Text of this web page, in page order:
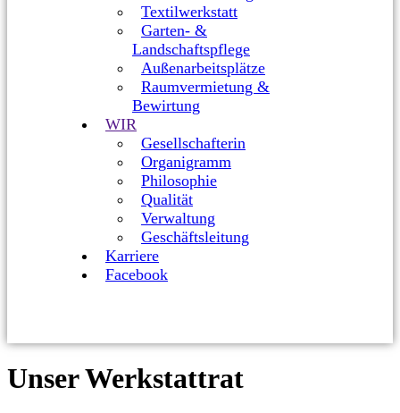
Textilwerkstatt
Garten- &
Landschaftspflege
Außenarbeitsplätze
Raumvermietung &
Bewirtung
WIR
Gesellschafterin
Organigramm
Philosophie
Qualität
Verwaltung
Geschäftsleitung
Karriere
Facebook
Unser Werkstattrat